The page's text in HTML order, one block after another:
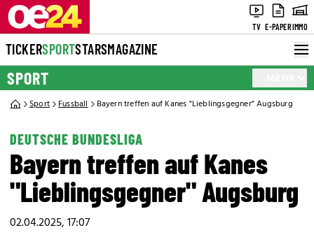
TV E-PAPERIMMO
TICKERSPORTSTARSMAGAZINE
SPORT
Sport Fussball Bayern treffen auf Kanes "Lieblingsgegner" Augsburg
DEUTSCHE BUNDESLIGA
Bayern treffen auf Kanes
"Lieblingsgegner" Augsburg
02.04.2025, 17:07